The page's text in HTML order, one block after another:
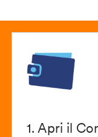
1. Apri il